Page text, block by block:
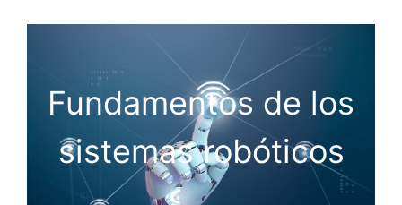
Fundamentos de los
sistemas robóticos